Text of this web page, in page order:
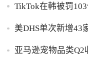
TikTok在韩被罚
美DHS单次新增43
亚马逊宠物品类Q2